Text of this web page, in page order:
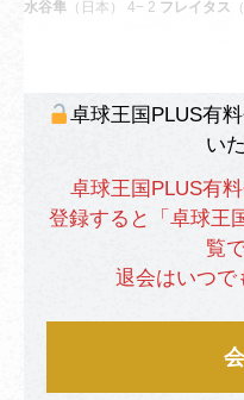
水谷隼 （日本） 4− 2 フレイタス
卓球王国PLUS有
い
卓球王国PLUS有
登録すると「卓球王
覧
退会はいつで